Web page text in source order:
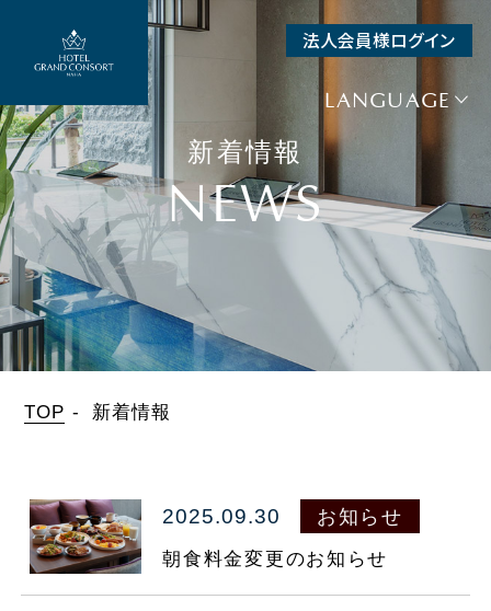
法人会員様ログイン
LANGUAGE
新着情報
NEWS
TOP 新着情報
2025.09.30 お知らせ
朝食料金変更のお知らせ
宿泊予約
航空券＋宿泊
+ レンタカー＋宿泊
チェックイン 日付未定
泊数
泊
人数（1室）
TEL.098-860-5577